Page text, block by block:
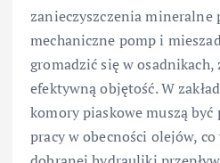
zanieczyszczenia mineralne
mechaniczne pomp i
gromadzić się w
efektywną objętość. W
komory piaskowe muszą
pracy w obecności olejów,